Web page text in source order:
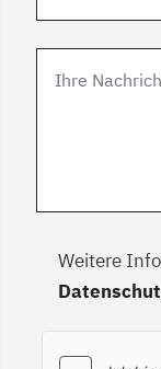
Weitere